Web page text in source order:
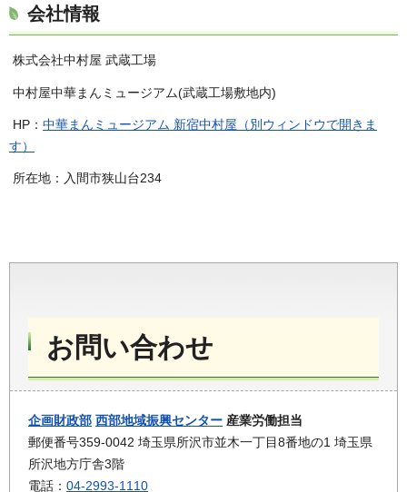
会社情報
株式会社中村屋 武蔵工場
中村屋中華まんミュージアム(武蔵工場敷地内)
HP： 中華まんミュージアム 新宿中村屋（別ウィンドウで開きま
す）
所在地：入間市狭山台234
お問い合わせ
企画財政部 西部地域振興センター 産業労働担当
郵便番号359-0042 埼玉県所沢市並木一丁目8番地の1 埼玉県
所沢地方庁舎3階
電話： 04-2993-1110